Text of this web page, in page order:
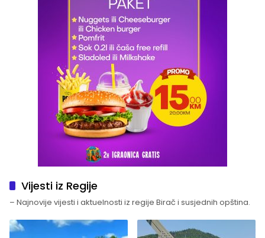
Vijesti iz Regije
– Najnovije vijesti i aktuelnosti iz regije Birač i susjednih opština.